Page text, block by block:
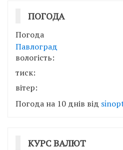
ПОГОДА
Погода
Павлоград
вологість:
тиск:
вітер:
Погода на 10 днів від
КУРС ВАЛЮТ